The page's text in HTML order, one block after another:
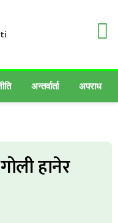
अन्तर्वार्ता अपराध
हानेर